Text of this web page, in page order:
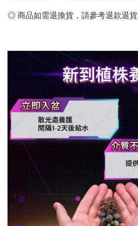
◎ 商品如需退換貨，請參考退款退貨